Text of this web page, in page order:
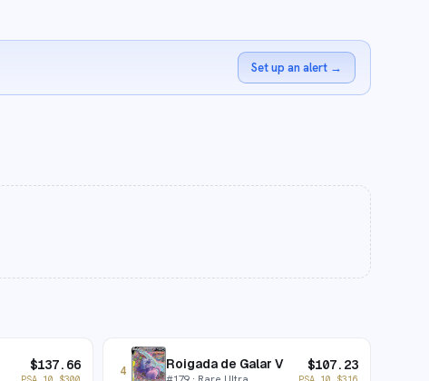
Set up an alert →
$137.66 4 Roigada de Galar V $107.23